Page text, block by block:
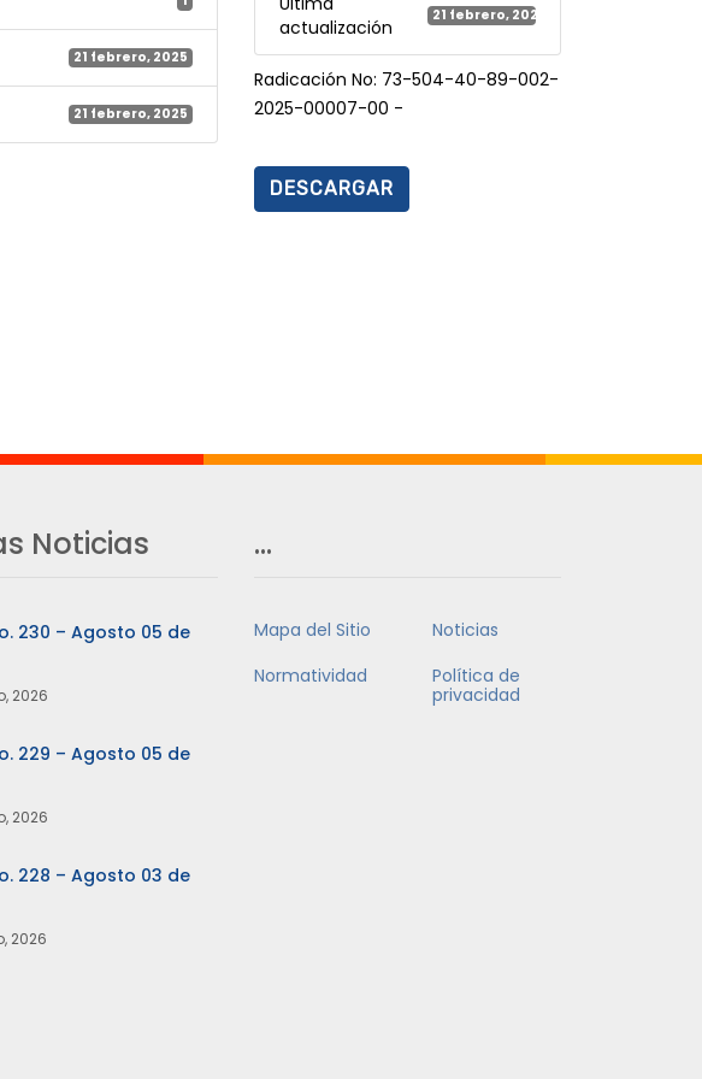
21 febrero, 2025
21 febrero, 2025
actualización
21 febrero, 2025
Radicación No: 73-504-40-89-002-
2025-00007-00 -
DESCARGAR
Noticias
230 – Agosto 05 de
2026
229 – Agosto 05 de
2026
228 – Agosto 03 de
2026
…
Mapa del Sitio
Noticias
Normatividad
Política de
privacidad